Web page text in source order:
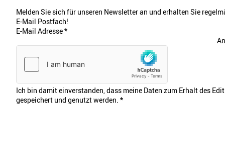
Melden Sie sich für unseren Newsletter an und erhalten Sie
E-Mail Postfach!
E-Mail Adresse*
Ich bin damit einverstanden, dass meine Daten zum Erhalt des
gespeichert und genutzt werden. *